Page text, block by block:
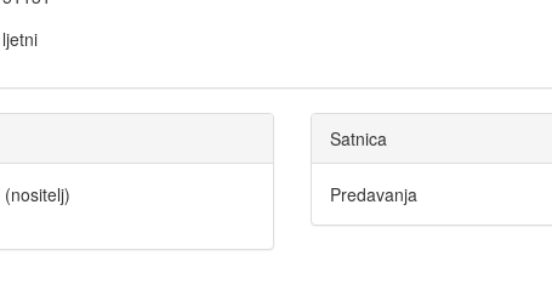
ljetni
(nositelj)
Satnica
Predavanja